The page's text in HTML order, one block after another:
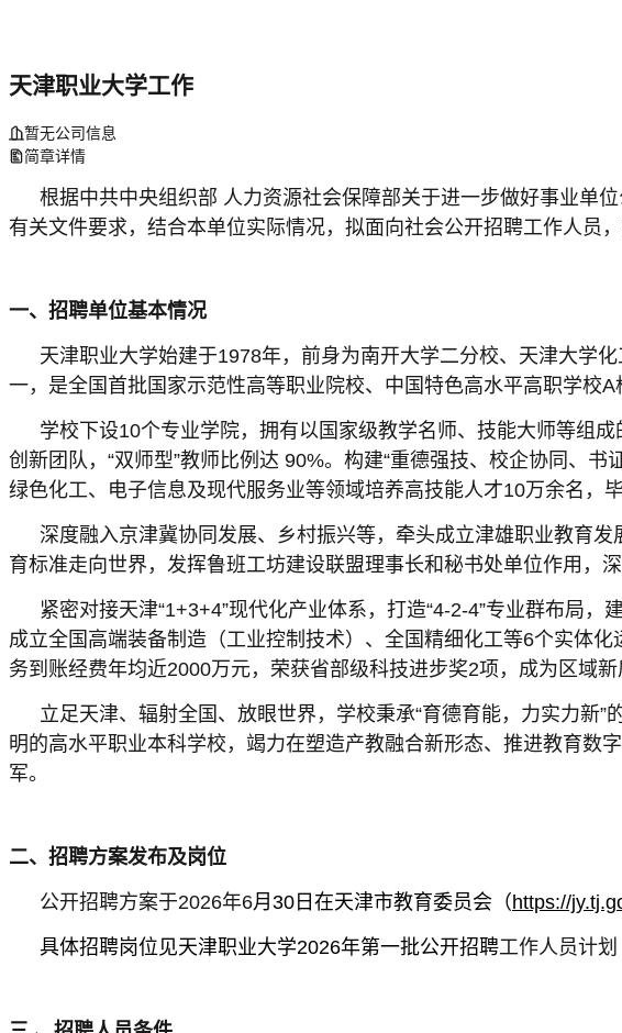
天津职业大学工作
暂无公司信息
简章详情
根据中共中央组织部 人力资源社会保障部关于进一步做好事业单
有关文件要求，结合本单位实际情况，拟面向社会公开招聘工作人员
一、招聘单位基本情况
天津职业大学始建于1978年，前身为南开大学二分校、天津大学
一，是全国首批国家示范性高等职业院校、中国特色高水平高职学校
学校下设10个专业学院，拥有以国家级教学名师、技能大师等组
创新团队，“双师型”教师比例达 90%。构建“重德强技、校企协同、
绿色化工、电子信息及现代服务业等领域培养高技能人才10万余名，
深度融入京津冀协同发展、乡村振兴等，牵头成立津雄职业教育
育标准走向世界，发挥鲁班工坊建设联盟理事长和秘书处单位作用，
紧密对接天津“1+3+4”现代化产业体系，打造“4-2-4”专业群布局
成立全国高端装备制造（工业控制技术）、全国精细化工等6个实体
务到账经费年均近2000万元，荣获省部级科技进步奖2项，成为区域新
立足天津、辐射全国、放眼世界，学校秉承“育德育能，力实力新
明的高水平职业本科学校，竭力在塑造产教融合新形态、推进教育数
军。
二、招聘方案发布及岗位
公开招聘方案于2026年6月30日在天津市教育委员会（ https://
具体招聘岗位见天津职业大学2026年第一批公开招聘工作人员计